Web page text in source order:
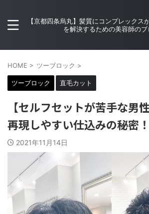
【京都四条烏丸】髪質にコンプレックス
を解決するための美容師のブ
HOME > ツーブロック >
ツーブロック 直毛カット
【セルフセットが苦手な男
再現しやすい仕込みの秘密！
2021年11月14日